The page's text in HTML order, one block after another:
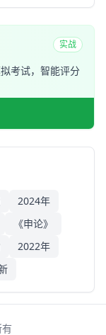
实战
考试，智能评分
2024年
《申论》
2022年